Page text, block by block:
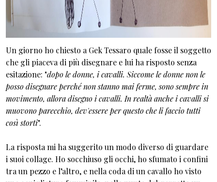
Un giorno ho chiesto a Gek Tessaro quale fosse il soggetto
che gli piaceva di più disegnare e lui ha risposto senza
esitazione: "dopo le donne, i cavalli. Siccome le donne non le
posso disegnare perché non stanno mai ferme, sono sempre in
movimento, allora disegno i cavalli. In realtà anche i cavalli si
muovono parecchio, dev'essere per questo che li faccio tutti
così storti".
La risposta mi ha suggerito un modo diverso di guardare
i suoi collage. Ho socchiuso gli occhi, ho sfumato i confini
tra un pezzo e l’altro, e nella coda di un cavallo ho visto